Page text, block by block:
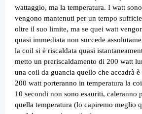
wattaggio, ma la temperatura. I watt
vengono mantenuti per un tempo
oltre il suo limite, ma se quei watt
quasi immediata non succede
la coil si è riscaldata quasi
metto un preriscaldamento di 200 watt
una coil da guancia quello che accadrà
200 watt porteranno in temperatura la
10 secondi non sono esauriti, caleranno
quella temperatura (lo capiremo meglio